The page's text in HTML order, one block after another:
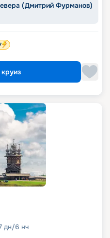
(Дмитрий Фурманов)
дн/6 нч